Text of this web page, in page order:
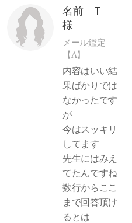
名前 T
様
メール鑑定
【A】
内容はいい結
果ばかりでは
なかったです
が
今はスッキリ
してます
先生にはみえ
てたんですね
数行からここ
まで回答頂け
るとは